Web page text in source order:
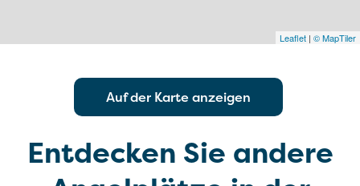
Leaflet | © MapTiler
Auf der Karte anzeigen
Entdecken Sie andere